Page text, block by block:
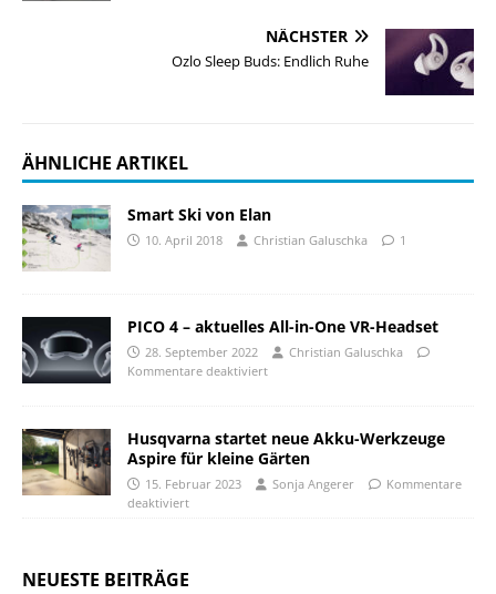
NÄCHSTER
Ozlo Sleep Buds: Endlich Ruhe
ÄHNLICHE ARTIKEL
Smart Ski von Elan
10. April 2018 Christian Galuschka 1
PICO 4 – aktuelles All-in-One VR-Headset
28. September 2022
Christian Galuschka
Kommentare deaktiviert
Husqvarna startet neue Akku-Werkzeuge
Aspire für kleine Gärten
15. Februar 2023 Sonja Angerer
Kommentare
deaktiviert
NEUESTE BEITRÄGE